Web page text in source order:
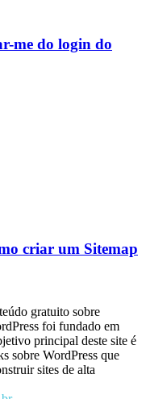
me do login do
criar um Sitemap
gratuito sobre
foi fundado em
principal deste site é
sobre WordPress que
sites de alta